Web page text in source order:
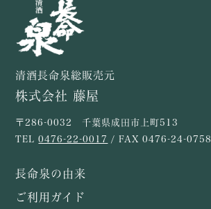
清酒長命泉総販売元
株式会社 藤屋
〒286-0032 千葉県成田市上町513
TEL0476-22-0017 / FAX 0476-24-0758
長命泉の由来
ご利用ガイド